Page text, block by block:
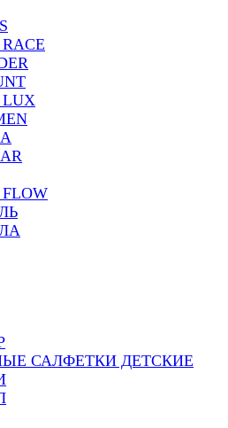
LUX
FLOW
САЛФЕТКИ ДЕТСКИЕ